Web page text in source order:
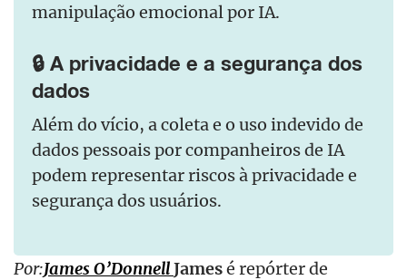
manipulação emocional por IA.
🔒 A privacidade e a segurança dos
dados
Além do vício, a coleta e o uso indevido de
dados pessoais por companheiros de IA
podem representar riscos à privacidade e
segurança dos usuários.
Por:James O’DonnellJamesé repórter de